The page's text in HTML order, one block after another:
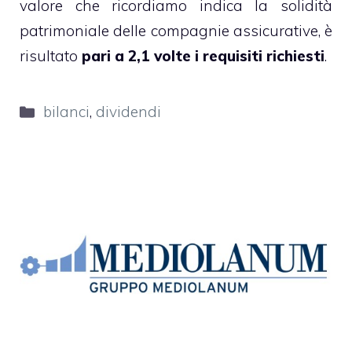
valore che ricordiamo indica la solidità
patrimoniale delle compagnie assicurative, è
risultato pari a 2,1 volte i requisiti richiesti.
Categorie
bilanci, dividendi